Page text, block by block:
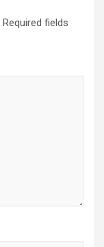
Required fields